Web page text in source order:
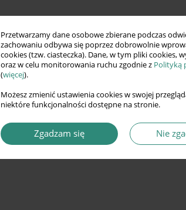
Przetwarzamy dane osobowe zbierane podczas
zachowaniu odbywa się poprzez dobrowolnie
cookies (tzw. ciasteczka). Dane, w tym pliki cookies,
oraz w celu monitorowania ruchu zgodnie z Polityką
(więcej).
Możesz zmienić ustawienia cookies w swojej
niektóre funkcjonalności dostępne na stronie.
Zgadzam się Nie